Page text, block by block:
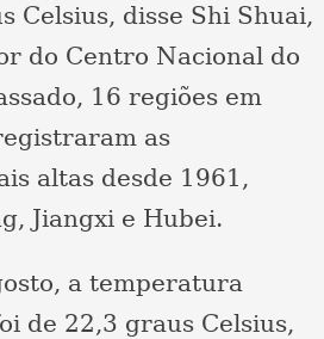
Celsius, disse Shi Shuai,
do Centro Nacional do
16 regiões em
as
altas desde 1961,
Jiangxi e Hubei.
a temperatura
de 22,3 graus Celsius,